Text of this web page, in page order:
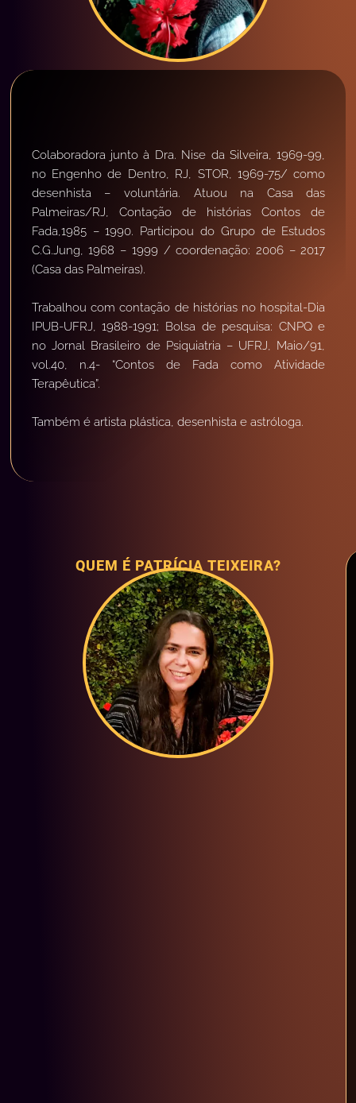
Colaboradora junto à Dra. Nise da Silveira, 1969-99,
no Engenho de Dentro, RJ, STOR, 1969-75/ como
desenhista – voluntária. Atuou na Casa das
Palmeiras/RJ, Contação de histórias Contos de
Fada,1985–1990. Participou do Grupo de Estudos
C.G.Jung, 1968 – 1999 / coordenação: 2006 – 2017
(Casa das Palmeiras).
Trabalhou com contação de histórias no hospital-Dia
IPUB-UFRJ, 1988-1991; Bolsa de pesquisa: CNPQ e
no Jornal Brasileiro de Psiquiatria – UFRJ, Maio/91,
vol.40, n.4- “Contos de Fada como Atividade
Terapêutica”.
Também é artista plástica, desenhista e astróloga.
QUEM É PATRÍCIA TEIXEIRA?